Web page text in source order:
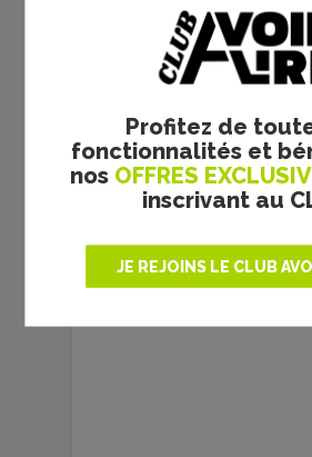
Profitez de
fonctionnalités et
nos OFFRES
inscrivant au
JE REJOINS LE CLUB